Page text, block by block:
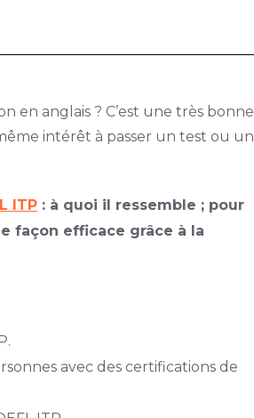
en anglais ? C’est une très bonne
intérêt à passer un test ou un
ITP: à quoi il ressemble ; pour
façon efficace grâce à la
avec des certifications de